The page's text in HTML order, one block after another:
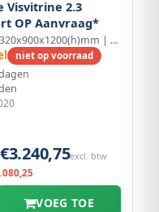
Visvitrine 2.3
OP Aanvraag*
0.25kW | 2320x900x1200(h)mm | RVS/Glas
niet op voorraad
€3.240,75excl. btw
VOEG TOE